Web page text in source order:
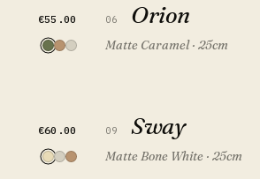
€55.00 06 Orion
Matte Caramel · 25cm
€60.00 09 Sway
Matte Bone White · 25cm